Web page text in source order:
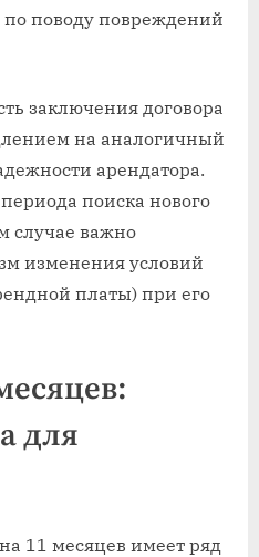
по поводу повреждений
заключения договора
на аналогичный
арендатора.
поиска нового
случае важно
изменения условий
платы) при его
для
11 месяцев имеет ряд